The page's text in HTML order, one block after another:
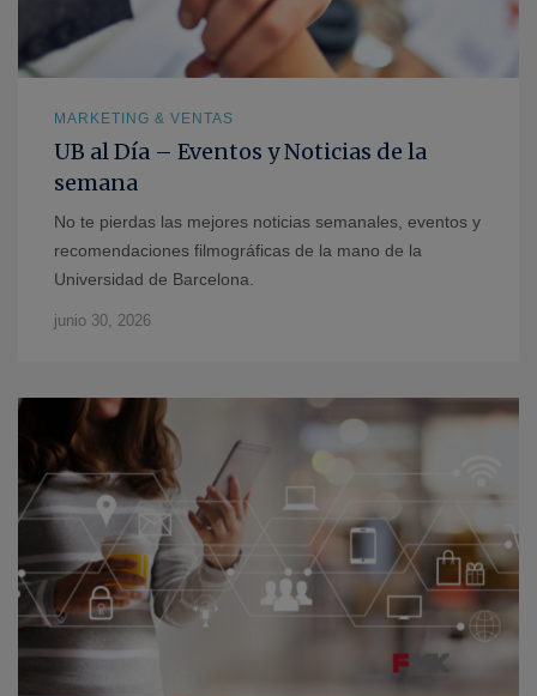
MARKETING & VENTAS
UB al Día – Eventos y Noticias de la
semana
No te pierdas las mejores noticias semanales, eventos y
recomendaciones filmográficas de la mano de la
Universidad de Barcelona.
junio 30, 2026